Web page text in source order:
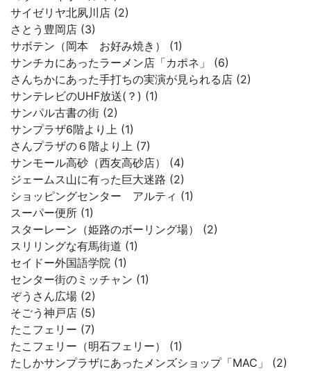
サイゼリヤ北夙川店 (2)
さとう豊岡店 (3)
サボテン（岡本 お好み焼き） (1)
サンチカにあったラーメン店「カポネ」 (6)
さんちかにあった手打ちの実演が見られる店 (2)
サンテレビのUHF放送(？) (1)
サンパル古書の街 (2)
サンプラザ6階より上 (1)
さんプラザの６階より上 (7)
サンモール高砂（西友高砂店） (4)
ジェームス山に有った巨大迷路 (2)
ショッピングセンター アルティ (1)
スーパー便所 (1)
スターレーン（姫路のボーリング場） (2)
スリリングな有馬街道 (1)
セイドー外国語学院 (1)
センター街のミッチャン (1)
ぞうさん広場 (2)
そごう神戸店 (5)
たこフェリー (7)
たこフェリー（明石フェリー） (1)
たしかサンプラザにあったメンズショップ「MAC」 (2)